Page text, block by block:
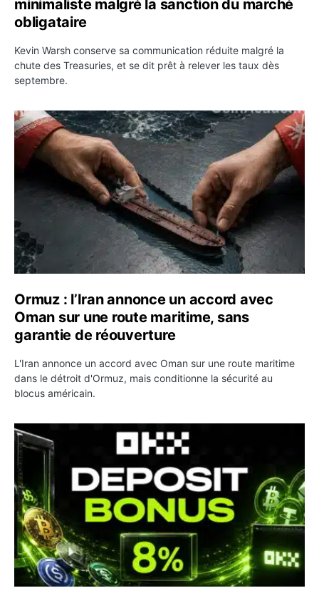
minimaliste malgré la sanction du marché
obligataire
Kevin Warsh conserve sa communication réduite malgré la
chute des Treasuries, et se dit prêt à relever les taux dès
septembre.
Ormuz : l’Iran annonce un accord avec Oman sur une
Ormuz : l’Iran annonce un accord avec
Oman sur une route maritime, sans
garantie de réouverture
L'Iran annonce un accord avec Oman sur une route maritime
dans le détroit d'Ormuz, mais conditionne la sécurité au
blocus américain.
OKX relance une campagne Deposit Bonus : jusqu’à 5